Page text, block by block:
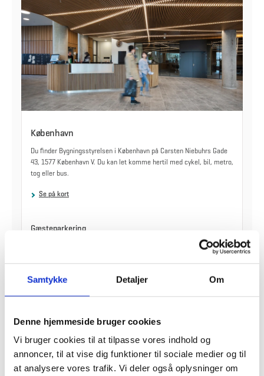
Samtykke Detaljer Om
Denne hjemmeside bruger cookies
Vi bruger cookies til at tilpasse vores indhold og
annoncer, til at vise dig funktioner til sociale medier og til
at analysere vores trafik. Vi deler også oplysninger om
København
Du finder Bygningsstyrelsen i København på Carsten Niebuhrs Gade
43, 1577 København V. Du kan let komme hertil med cykel, bil, metro,
tog eller bus.
Se på kort
Gæsteparkering
Der er ingen gæsteparkering og begrænsede muligheder for
parkering på Carsten Niebuhrs Gade. Det er muligt at parkere ved
Fisketorvet Shopping Center mod betaling.
Tog
Dybbølsbro Station ligger 700 m fra styrelsen.
Metro
Metrostation Havneholmen (M4) ligger 550 m fra styrelsen.